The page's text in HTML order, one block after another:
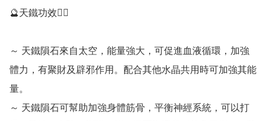
🔮天鐵功效💁‍♀️
～ 天鐵隕石來自太空，能量強大，可促進血液循環，加強
體力，有聚財及辟邪作用。配合其他水晶共用時可加強其能
量。
～ 天鐵隕石可幫助加強身體筋骨，平衡神經系統，可以打